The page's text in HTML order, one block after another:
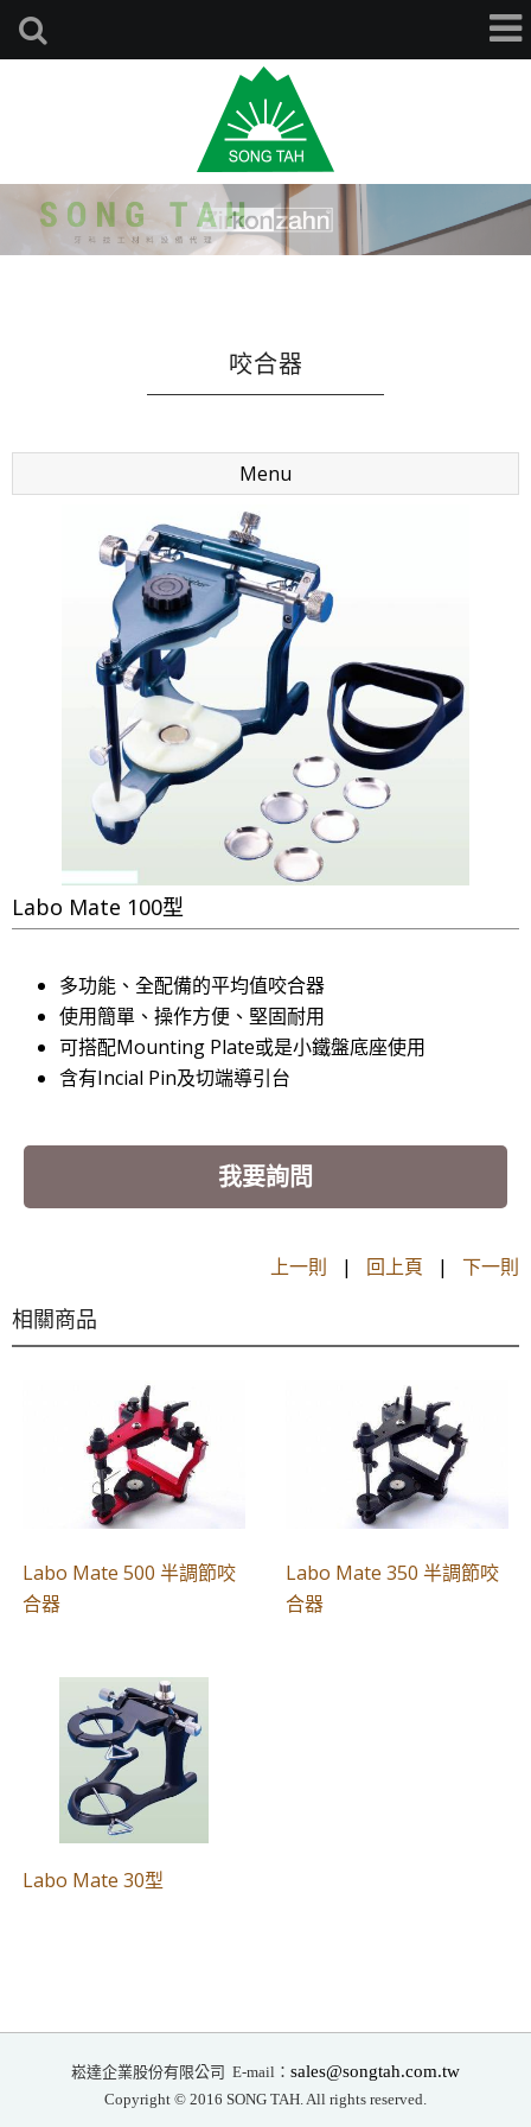
咬合器
Menu
Labo Mate 100型
多功能、全配備的平均值咬合器
使用簡單、操作方便、堅固耐用
可搭配Mounting Plate或是小鐵盤底座使用
含有Incial Pin及切端導引台
我要詢問
上一則 | 回上頁 | 下一則
相關商品
Labo Mate 500 半調節咬
合器
Labo Mate 350 半調節咬
合器
Labo Mate 30型
崧達企業股份有限公司 E-mail： sales@songtah.com.tw
Copyright © 2016 SONG TAH. All rights reserved.